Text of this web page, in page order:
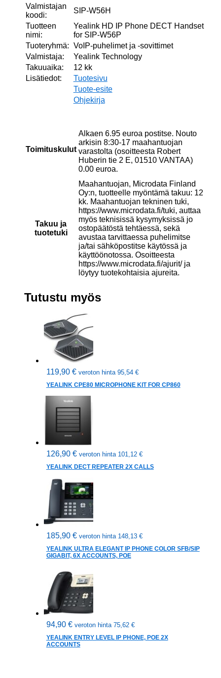
Valmistajan
koodi:
SIP-W56H
Tuotteen
nimi:
Yealink HD IP Phone DECT Handset
for SIP-W56P
Tuoteryhmä: VoIP-puhelimet ja -sovittimet
Valmistaja:
Yealink Technology
Takuuaika:
12 kk
Lisätiedot:
Tuotesivu
Tuote-esite
Ohjekirja
Toimituskulut
Alkaen 6.95 euroa postitse. Nouto
arkisin 8:30-17 maahantuojan
varastolta (osoitteesta Robert
Huberin tie 2 E, 01510 VANTAA)
0.00 euroa.
Takuu ja
tuotetuki
Maahantuojan, Microdata Finland
Oy:n, tuotteelle myöntämä takuu: 12
kk. Maahantuojan tekninen tuki,
https://www.microdata.fi/tuki, auttaa
myös teknisissä kysymyksissä jo
ostopäätöstä tehtäessä, sekä
avustaa tarvittaessa puhelimitse
ja/tai sähköpostitse käytössä ja
käyttöönotossa. Osoitteesta
https://www.microdata.fi/ajurit/ ja
löytyy tuotekohtaisia ajureita.
Tutustu myös
119,90 € veroton hinta 95,54 €
YEALINK CPE80 MICROPHONE KIT FOR CP860
126,90 € veroton hinta 101,12 €
YEALINK DECT REPEATER 2X CALLS
185,90 € veroton hinta 148,13 €
YEALINK ULTRA ELEGANT IP PHONE COLOR SFB/SIP
GIGABIT, 6X ACCOUNTS, POE
94,90 € veroton hinta 75,62 €
YEALINK ENTRY LEVEL IP PHONE, POE 2X
ACCOUNTS